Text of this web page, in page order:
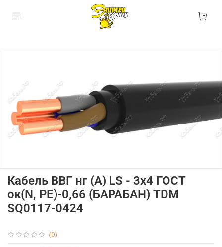
(0)
Кабель ВВГ нг (А) LS - 3х4 ГОСТ
ок(N, PE)-0,66 (БАРАБАН) TDM
SQ0117-0424